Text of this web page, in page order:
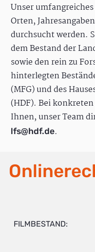
Unser
Orten,
durchsucht werden.
dem Bestand der
sowie den rein zu
hinterlegten
(MFG) und des
(HDF). Bei
Ihnen, unser Team
lfs@hdf.de.
FILMBESTAND: